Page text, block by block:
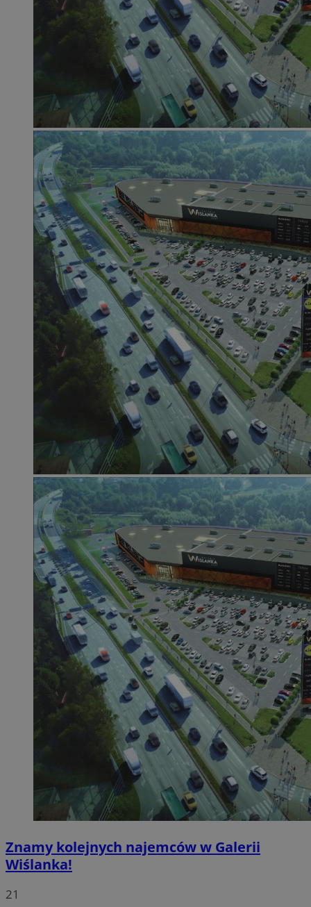
Znamy kolejnych najemców w Galerii
Wiślanka!
21